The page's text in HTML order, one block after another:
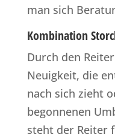
man sich
Kombination
Durch den
Neuigkeit, die
nach sich zieht
begonnenen
steht der Reiter